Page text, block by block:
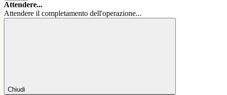
Attendere...
Attendere il completamento dell'operazione...
Chiudi